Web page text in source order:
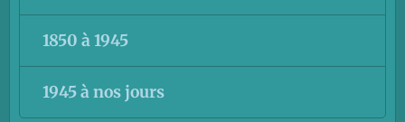
1850 à 1945
1945 à nos jours